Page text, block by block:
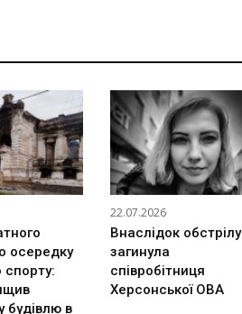
осередку
спорту:
будівлю в
22.07.2026
Внаслідок обстрілу
загинула
співробітниця
Херсонської ОВА